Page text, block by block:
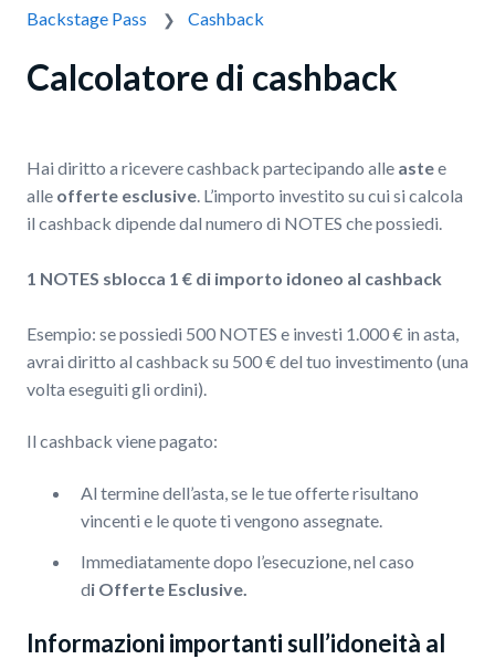
Backstage Pass
Cashback
Calcolatore di cashback
Hai diritto a ricevere cashback partecipando alle astee
alle offerte esclusive . L’importo investito su cui si calcola
il cashback dipende dal numero di NOTES che possiedi.
1 NOTES sblocca 1 € di importo idoneo al cashback
Esempio: se possiedi 500 NOTES e investi 1.000 € in asta,
avrai diritto al cashback su 500 € del tuo investimento (una
volta eseguiti gli ordini).
Il cashback viene pagato:
Al termine dell’asta, se le tue offerte risultano
vincenti e le quote ti vengono assegnate.
Immediatamente dopo l’esecuzione, nel caso
di Offerte Esclusive.
Informazioni importanti sull’idoneità al